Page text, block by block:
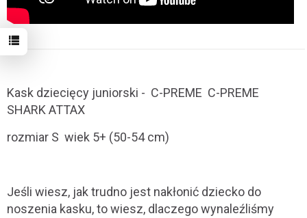
Kask dziecięcy juniorski - C-PREME C-PREME
SHARK ATTAX
rozmiar S wiek 5+ (50-54 cm)
Jeśli wiesz, jak trudno jest nakłonić dziecko do
noszenia kasku, to wiesz, dlaczego wynaleźliśmy